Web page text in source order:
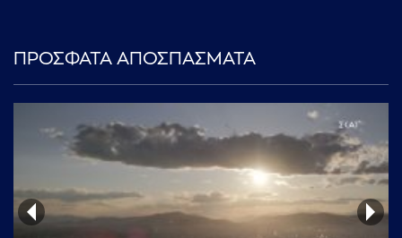
ΠΡΟΣΦΑΤΑ ΑΠΟΣΠΑΣΜΑΤΑ